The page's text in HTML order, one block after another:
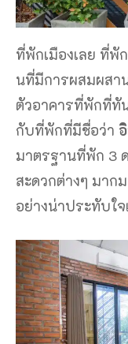
ที่พักเมืองเลย ที่พั
นที่มีการผสมผสา
ตัวอาคารที่พักที่ทั
กับที่พักที่มีชื่อว่า
มาตรฐานที่พัก 3
สะดวกต่างๆ มาก
อย่างน่าประทับใ